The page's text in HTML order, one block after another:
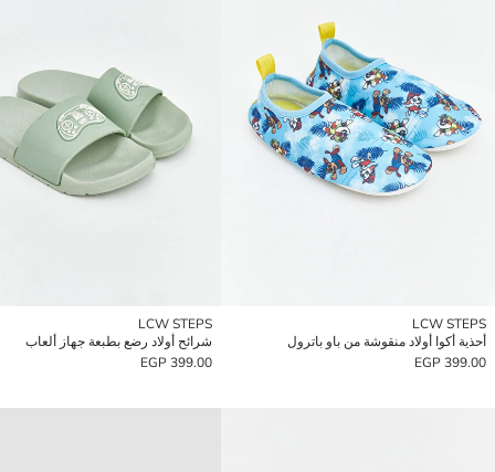
LCW STEPS
أحذية أكوا أولاد منقوشة من باو باترول
399.00 EGP
LCW STEPS
شرائح أولاد رضع بطبعة جهاز ألعاب
399.00 EGP